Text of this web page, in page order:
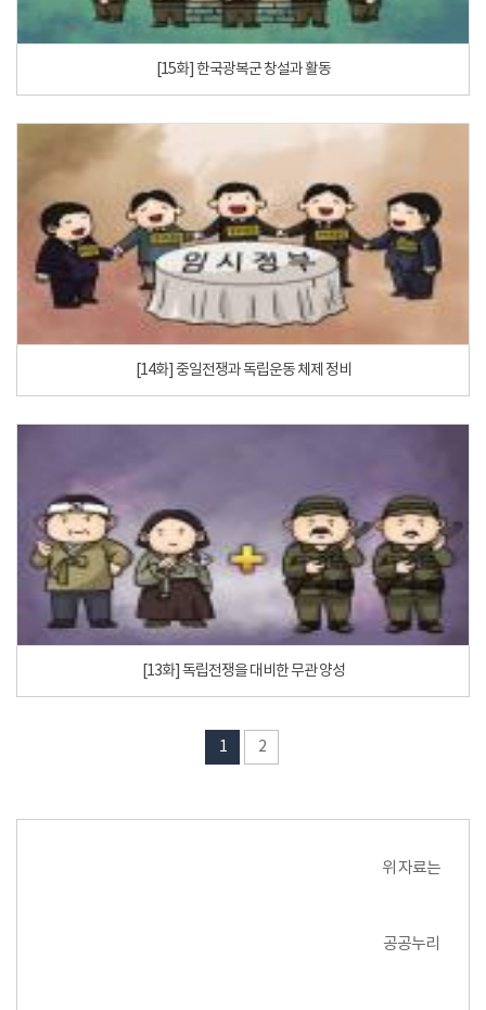
[15화] 한국광복군 창설과 활동
[14화] 중일전쟁과 독립운동 체제 정비
[13화] 독립전쟁을 대비한 무관 양성
1 2
위 자료는
공공누리